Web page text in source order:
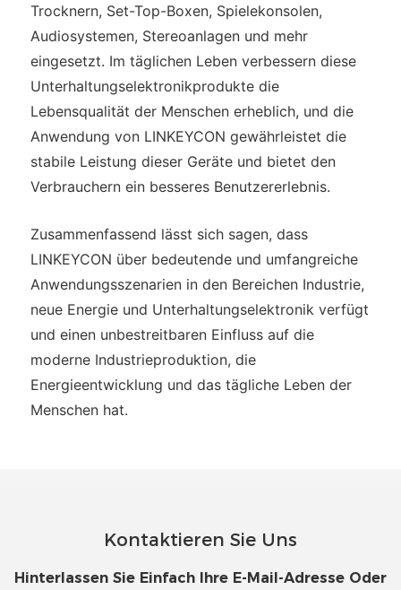
Trocknern, Set-Top-Boxen, Spielekonsolen,
Audiosystemen, Stereoanlagen und mehr
eingesetzt. Im täglichen Leben verbessern diese
Unterhaltungselektronikprodukte die
Lebensqualität der Menschen erheblich, und die
Anwendung von LINKEYCON gewährleistet die
stabile Leistung dieser Geräte und bietet den
Verbrauchern ein besseres Benutzererlebnis.
Zusammenfassend lässt sich sagen, dass
LINKEYCON über bedeutende und umfangreiche
Anwendungsszenarien in den Bereichen Industrie,
neue Energie und Unterhaltungselektronik verfügt
und einen unbestreitbaren Einfluss auf die
moderne Industrieproduktion, die
Energieentwicklung und das tägliche Leben der
Menschen hat.
Kontaktieren Sie Uns
Hinterlassen Sie Einfach Ihre E-Mail-Adresse Oder